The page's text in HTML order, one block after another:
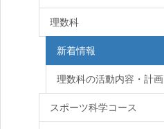
理数科
新着情報
理数科の活動内容・計画
スポーツ科学コース